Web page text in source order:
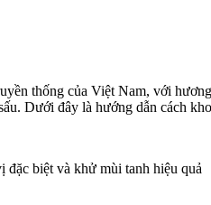
thống của Việt Nam, với
Dưới đây là hướng dẫn cách
đặc biệt và khử mùi tanh hiệu quả